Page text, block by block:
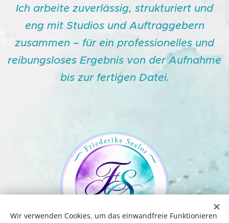
Ich arbeite zuverlässig, strukturiert und
eng mit Studios und Auftraggebern
zusammen – für ein professionelles und
reibungsloses Ergebnis von der Aufnahme
bis zur fertigen Datei.
Wir verwenden Cookies, um das einwandfreie Funktionieren